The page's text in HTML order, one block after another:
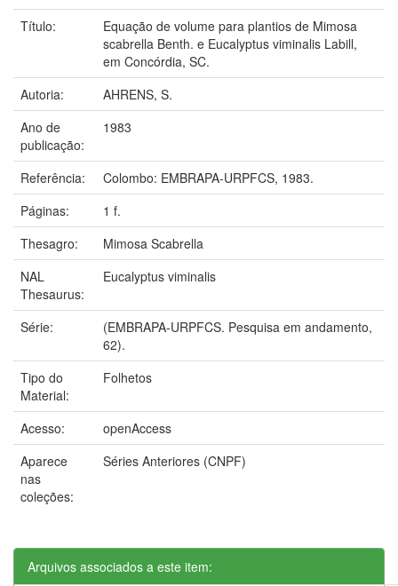
Título:
Equação de volume para plantios de Mimosa
scabrella Benth. e Eucalyptus viminalis Labill,
em Concórdia, SC.
Autoria:
AHRENS, S.
Ano de
publicação:
1983
Referência:
Colombo: EMBRAPA-URPFCS, 1983.
Páginas:
1 f.
Thesagro:
Mimosa Scabrella
NAL
Thesaurus:
Eucalyptus viminalis
Série:
(EMBRAPA-URPFCS. Pesquisa em andamento,
62).
Tipo do
Material:
Folhetos
Acesso:
openAccess
Aparece
nas
coleções:
Séries Anteriores (CNPF)
Arquivos associados a este item: